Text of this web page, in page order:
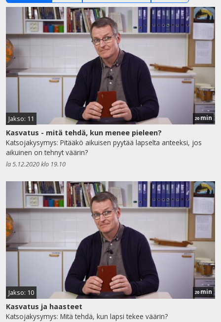
Jakso: 11 20 min
Kasvatus - mitä tehdä, kun menee pieleen?
Katsojakysymys: Pitääkö aikuisen pyytää lapselta anteeksi, jos
aikuinen on tehnyt väärin?
la 5.12.2020 klo 19.10
Jakso: 10 20 min
Kasvatus ja haasteet
Katsojakysymys: Mitä tehdä, kun lapsi tekee väärin?